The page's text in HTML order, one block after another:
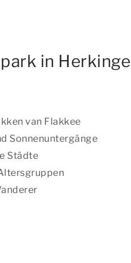
in
van Flakkee
Sonnenuntergänge
Städte